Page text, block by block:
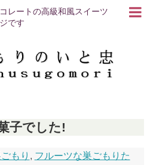
レートの高級和風スイーツ
です
子でした!
もり , フルーツな巣ごもりた